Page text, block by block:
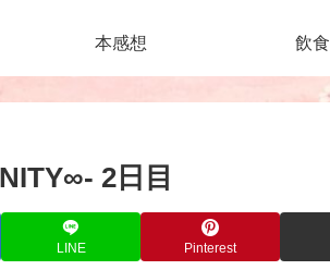
本感想 飲食
2日目
LINE Pinterest